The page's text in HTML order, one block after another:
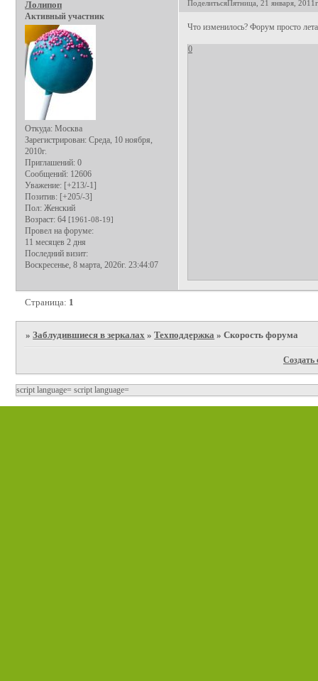
ПоделитьсяПятница, 21 января,
Лолипоп
Активный участник
Откуда: Москва
Зарегистрирован: Среда, 10 ноября,
2010г.
Приглашений: 0
Сообщений: 12606
Уважение: [+213/-1]
Позитив: [+205/-3]
Пол: Женский
Возраст: 64 [1961-08-19]
Провел на форуме:
11 месяцев 2 дня
Последний визит:
Воскресенье, 8 марта, 2026г. 23:44:07
Что изменилось? Форум просто
0
Страница: 1
»Заблудившиеся в зеркалах »Техподдержка »Скорость форума
Создать
script language= script language=